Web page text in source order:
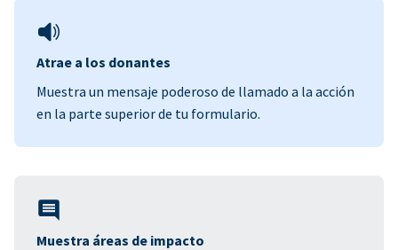
Atrae a los donantes
Muestra un mensaje poderoso de llamado a la acción
en la parte superior de tu formulario.
Muestra áreas de impacto